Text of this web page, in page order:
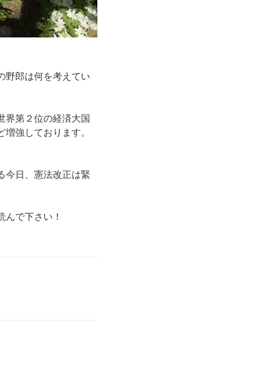
野郎は何を考えてい
界第２位の経済大国
強しております。
今日、憲法改正は緊
で下さい！